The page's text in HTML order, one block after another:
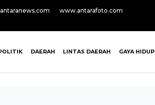
www.antarafoto.com
DAERAH LINTAS DAERAH GAYA HIDUP